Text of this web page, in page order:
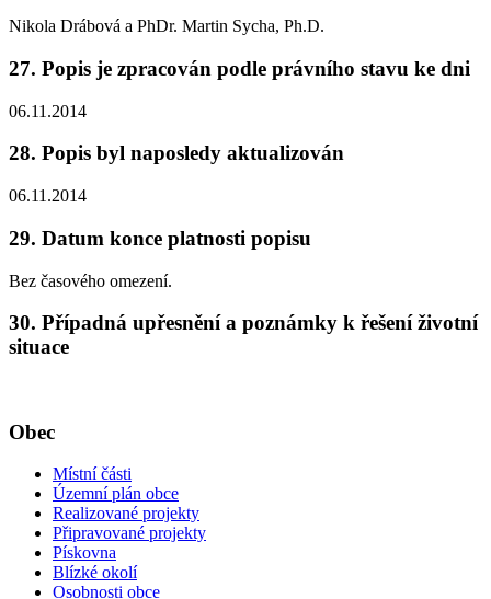
Nikola Drábová a PhDr. Martin Sycha, Ph.D.
27. Popis je zpracován podle právního stavu ke dni
06.11.2014
28. Popis byl naposledy aktualizován
06.11.2014
29. Datum konce platnosti popisu
Bez časového omezení.
30. Případná upřesnění a poznámky k řešení životní
situace
Obec
Místní části
Územní plán obce
Realizované projekty
Připravované projekty
Pískovna
Blízké okolí
Osobnosti obce